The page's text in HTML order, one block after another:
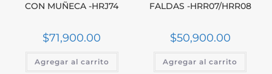
CON MUÑECA -HRJ74
$71,900.00
Agregar al carrito
FALDAS -HRR07/HRR08
$50,900.00
Agregar al carrito